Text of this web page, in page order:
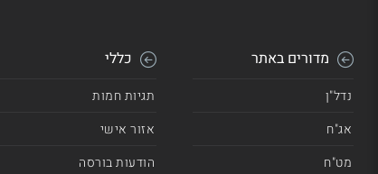
מדורים באתר
נדל"ן
אג"ח
מט"ח
כללי
תגיות חמות
אזור אישי
הודעות בורסה